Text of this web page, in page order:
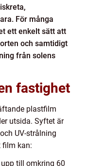
För många
ett enkelt sätt att
och samtidigt
från solens
fastighet
plastfilm
utsida. Syftet är
UV-strålning
film kan:
till omkring 60